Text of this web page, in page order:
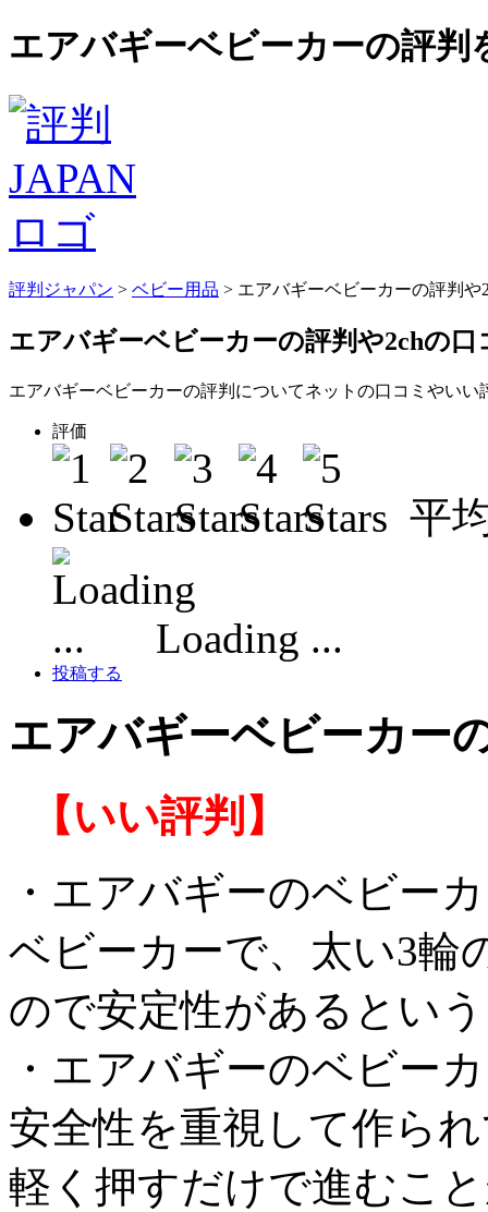
エアバギーベビーカーの評判
評判ジャパン > ベビー用品 > エアバギーベビーカーの評判
エアバギーベビーカーの評判や2chの
エアバギーベビーカーの評判についてネットの口コミやい
評価
平
Loading ...
投稿する
エアバギーベビーカー
【いい評判】
・エアバギーのベビー
ベビーカーで、太い3輪
ので安定性があるとい
・エアバギーのベビー
安全性を重視して作ら
軽く押すだけで進むこ